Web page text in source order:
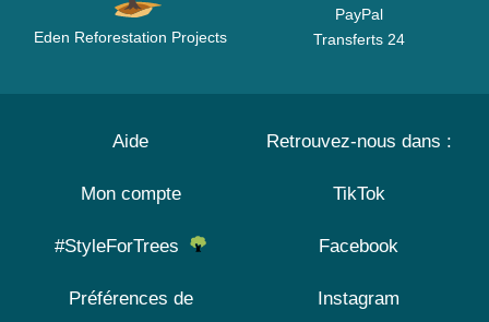
Eden Reforestation Projects
PayPal
Transferts 24
Aide
Mon compte
#StyleForTrees
Préférences de
Retrouvez-nous dans :
TikTok
Facebook
Instagram